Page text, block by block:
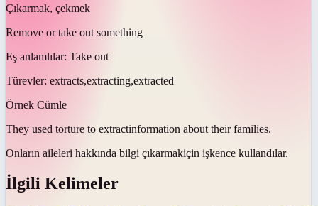
Çıkarmak, çekmek
Remove or take out something
Eş anlamlılar: Take out
Türevler: extracts,extracting,extracted
Örnek Cümle
They used torture to extractinformation about their families.
Onların aileleri hakkında bilgi çıkarmakiçin işkence kullandılar.
İlgili Kelimeler